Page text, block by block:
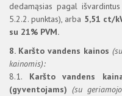
dedamąsias pagal
5.2.2. punktas), arba 5,51 ct/
su 21% PVM.
8. Karšto vandens kainos
kainomis):
8.1. Karšto vandens
(gyventojams) (su